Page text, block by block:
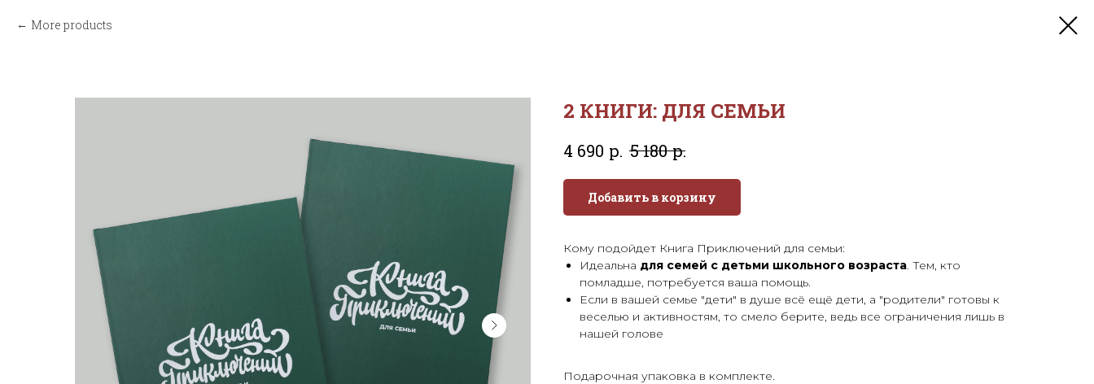
More products
2 КНИГИ: ДЛЯ СЕМЬИ
4 690 р. 5 180 р.
Добавить в корзину
Кому подойдет Книга Приключений для семьи:
Идеальна для семей с детьми школьного возраста. Тем, кто
помладше, потребуется ваша помощь.
Если в вашей семье "дети" в душе всё ещё дети, а "родители" готовы к
веселью и активностям, то смело берите, ведь все ограничения лишь в
нашей голове
Подарочная упаковка в комплекте.